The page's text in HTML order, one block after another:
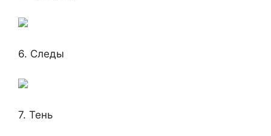
6. Следы
7. Тень